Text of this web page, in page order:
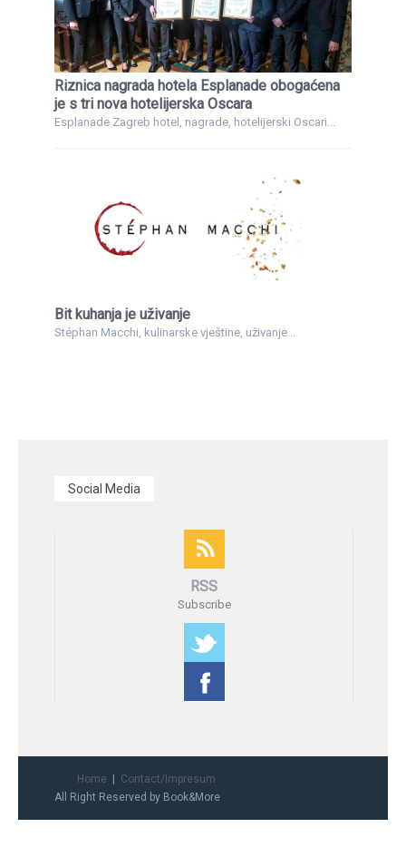
Riznica nagrada hotela Esplanade obogaćena
je s tri nova hotelijerska Oscara
Esplanade Zagreb hotel, nagrade, hotelijerski Oscari...
Bit kuhanja je uživanje
Stéphan Macchi, kulinarske vještine, uživanje...
Social Media
RSS
Subscribe
Home
Contact/Impresum
All Right Reserved by Book&More